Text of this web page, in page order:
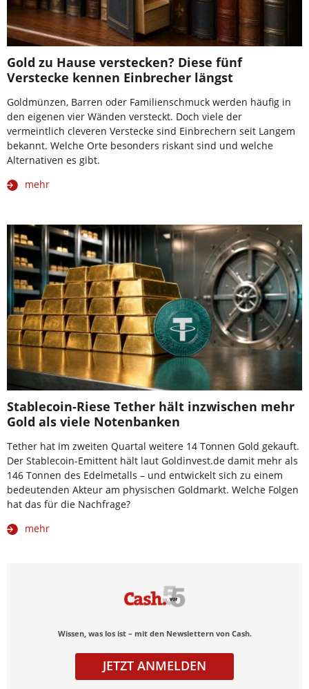
Gold zu Hause verstecken? Diese fünf
Verstecke kennen Einbrecher längst
Goldmünzen, Barren oder Familienschmuck werden häufig in
den eigenen vier Wänden versteckt. Doch viele der
vermeintlich cleveren Verstecke sind Einbrechern seit Langem
bekannt. Welche Orte besonders riskant sind und welche
Alternativen es gibt.
mehr
Stablecoin-Riese Tether hält inzwischen mehr
Gold als viele Notenbanken
Tether hat im zweiten Quartal weitere 14 Tonnen Gold gekauft.
Der Stablecoin-Emittent hält laut Goldinvest.de damit mehr als
146 Tonnen des Edelmetalls – und entwickelt sich zu einem
bedeutenden Akteur am physischen Goldmarkt. Welche Folgen
hat das für die Nachfrage?
mehr
Wissen, was los ist – mit den Newslettern von Cash.
JETZT ANMELDEN